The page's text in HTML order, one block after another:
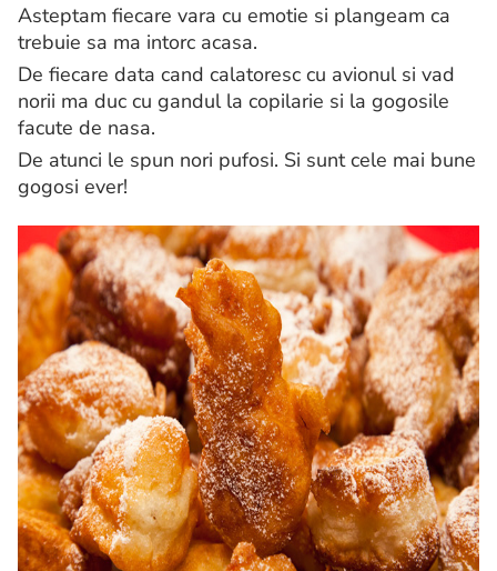
Asteptam fiecare vara cu emotie si plangeam ca
trebuie sa ma intorc acasa.
De fiecare data cand calatoresc cu avionul si vad
norii ma duc cu gandul la copilarie si la gogosile
facute de nasa.
De atunci le spun nori pufosi. Si sunt cele mai bune
gogosi ever!